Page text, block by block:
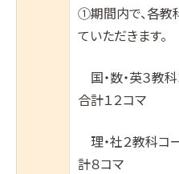
①期間内で、各教
ていただきます。
国・数・英３教科
合計１２コマ
理・社２教科コ
計８コマ